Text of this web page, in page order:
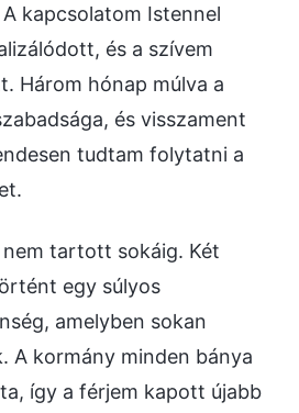
kapcsolatom Istennel
és a szívem
Három hónap múlva a
és visszament
tudtam folytatni a
tartott sokáig. Két
egy súlyos
amelyben sokan
A kormány minden bánya
így a férjem kapott újabb